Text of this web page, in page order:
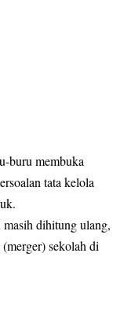
buru membuka
tata kelola
masih dihitung ulang,
sekolah di